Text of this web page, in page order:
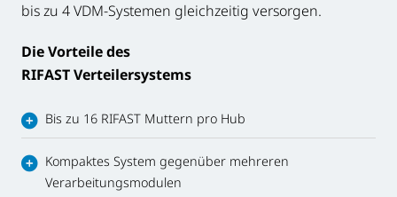
bis zu 4 VDM-Systemen gleichzeitig versorgen.
Die Vorteile des
RIFAST Verteilersystems
Bis zu 16 RIFAST Muttern pro Hub
Kompaktes System gegenüber mehreren
Verarbeitungsmodulen